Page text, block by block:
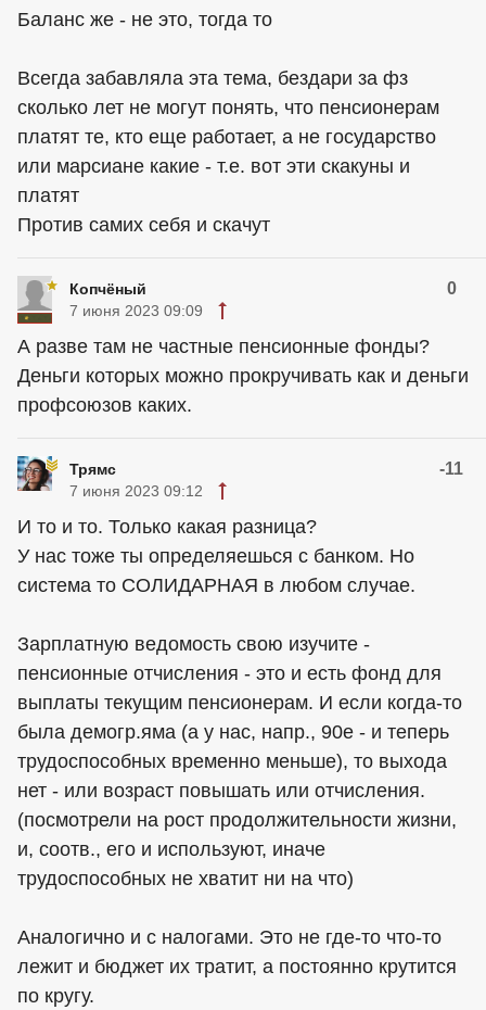
Баланс же - не это, тогда то
Всегда забавляла эта тема, бездари за фз
сколько лет не могут понять, что пенсионерам
платят те, кто еще работает, а не государство
или марсиане какие - т.е. вот эти скакуны и
платят
Против самих себя и скачут
Копчёный 0
7 июня 2023 09:09
А разве там не частные пенсионные фонды?
Деньги которых можно прокручивать как и деньги
профсоюзов каких.
Трямс -11
7 июня 2023 09:12
И то и то. Только какая разница?
У нас тоже ты определяешься с банком. Но
система то СОЛИДАРНАЯ в любом случае.
Зарплатную ведомость свою изучите -
пенсионные отчисления - это и есть фонд для
выплаты текущим пенсионерам. И если когда-то
была демогр.яма (а у нас, напр., 90е - и теперь
трудоспособных временно меньше), то выхода
нет - или возраст повышать или отчисления.
(посмотрели на рост продолжительности жизни,
и, соотв., его и используют, иначе
трудоспособных не хватит ни на что)
Аналогично и с налогами. Это не где-то что-то
лежит и бюджет их тратит, а постоянно крутится
по кругу.